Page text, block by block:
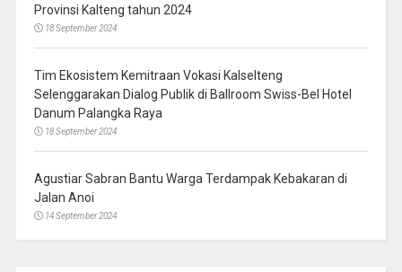
Provinsi Kalteng tahun 2024
18 September 2024
Tim Ekosistem Kemitraan Vokasi Kalselteng
Selenggarakan Dialog Publik di Ballroom Swiss-Bel Hotel
Danum Palangka Raya
18 September 2024
Agustiar Sabran Bantu Warga Terdampak Kebakaran di
Jalan Anoi
14 September 2024